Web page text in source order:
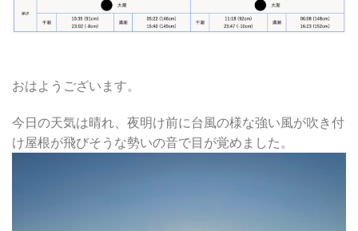
おはようございます。
今日の天気は晴れ、夜明け前に台風の様な強い風が吹き付
け屋根が飛びそうな勢いの音で目が覚めました。